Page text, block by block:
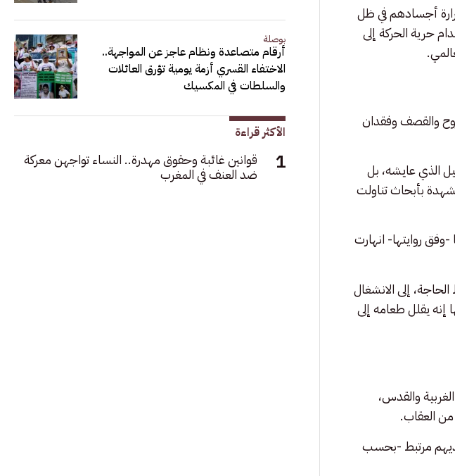
أجسادهم في ظل
حرية الحركة إلى
والقصف وفقدان
الذي عايشه، بل
بأبحاث تناولت
روايتها- انهارت
إلى الانشغال
إنه يقلل طعامه إلى
والقدس،
العقاب.
مرتبط -بحسب
بوصلة
أرقام متصاعدة ونظام عاجز عن المواجهة..
الاختفاء القسري أزمة يومية تؤرق العائلات
والسلطات في المكسيك
الأكثر قراءة
قوانين غائبة وحقوق مهدرة.. النساء تواجهن معركة
ضد العنف في المغرب